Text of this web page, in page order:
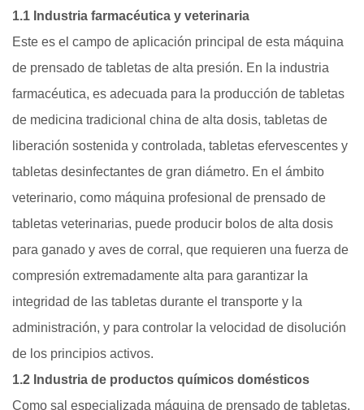
1.1 Industria farmacéutica y veterinaria
Este es el campo de aplicación principal de esta máquina
de prensado de tabletas de alta presión. En la industria
farmacéutica, es adecuada para la producción de tabletas
de medicina tradicional china de alta dosis, tabletas de
liberación sostenida y controlada, tabletas efervescentes y
tabletas desinfectantes de gran diámetro. En el ámbito
veterinario, como máquina profesional de prensado de
tabletas veterinarias, puede producir bolos de alta dosis
para ganado y aves de corral, que requieren una fuerza de
compresión extremadamente alta para garantizar la
integridad de las tabletas durante el transporte y la
administración, y para controlar la velocidad de disolución
de los principios activos.
1.2 Industria de productos químicos domésticos
Como sal especializada máquina de prensado de tabletas,